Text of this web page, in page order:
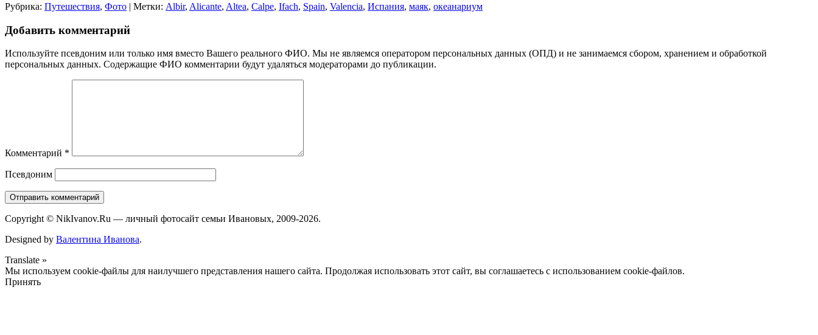
Рубрика: Путешествия, Фото | Метки: Albir, Alicante, Altea, Calpe, Ifach, Spain, Valencia, Испания, маяк, океанариум
Добавить комментарий
Используйте псевдоним или только имя вместо Вашего реального ФИО. Мы не являемся оператором персональных данных (ОПД) и не занимаемся сбором, хранением и обработкой
персональных данных. Содержащие ФИО комментарии будут удаляться модераторами до публикации.
Комментарий *
Псевдоним
Copyright © NikIvanov.Ru — личный фотосайт семьи Ивановых, 2009-2026.
Designed by Валентина Иванова.
Translate »
Мы используем cookie-файлы для наилучшего представления нашего сайта. Продолжая использовать этот сайт, вы соглашаетесь с использованием cookie-файлов.
Принять